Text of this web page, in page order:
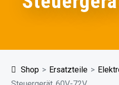
Shop > Ersatzteile >